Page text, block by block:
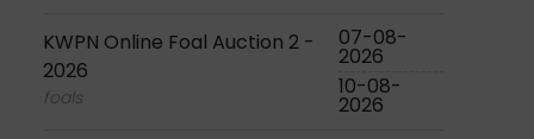
KWPN Online Foal Auction 2 -
2026
foals
07-08-
2026
10-08-
2026